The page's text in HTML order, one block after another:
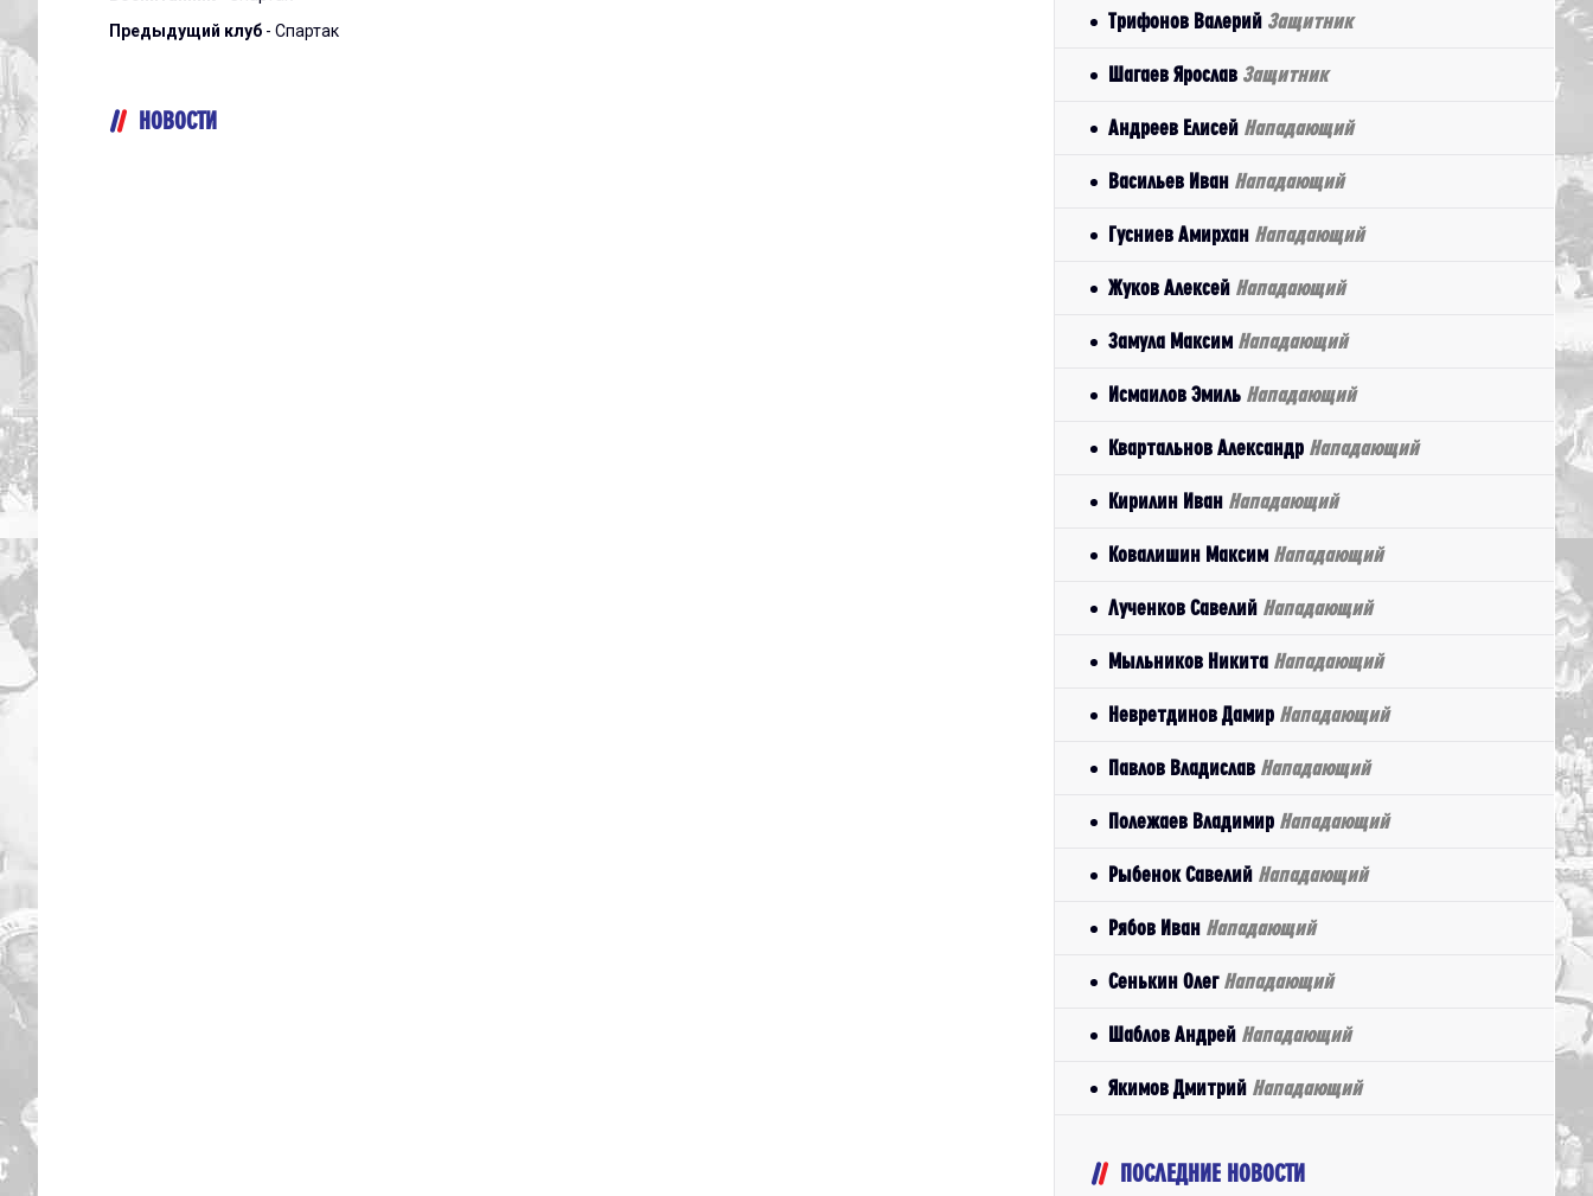
Предыдущий клуб - Спартак
НОВОСТИ
Трифонов Валерий Защитник
Шагаев Ярослав Защитник
Андреев Елисей Нападающий
Васильев Иван Нападающий
Гусниев Амирхан Нападающий
Жуков Алексей Нападающий
Замула Максим Нападающий
Исмаилов Эмиль Нападающий
Квартальнов Александр Нападающий
Кирилин Иван Нападающий
Ковалишин Максим Нападающий
Лученков Савелий Нападающий
Мыльников Никита Нападающий
Невретдинов Дамир Нападающий
Павлов Владислав Нападающий
Полежаев Владимир Нападающий
Рыбенок Савелий Нападающий
Рябов Иван Нападающий
Сенькин Олег Нападающий
Шаблов Андрей Нападающий
Якимов Дмитрий Нападающий
ПОСЛЕДНИЕ НОВОСТИ